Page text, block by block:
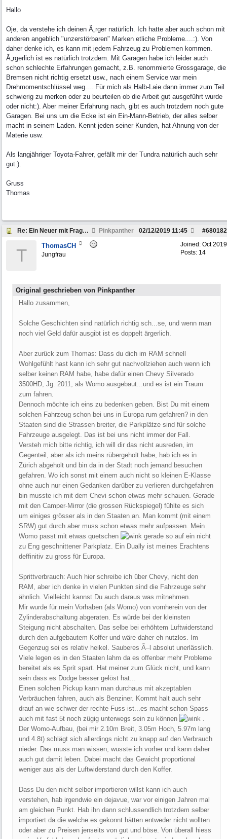
Hallo
Oje, da verstehe ich deinen Ã„rger natürlich. Ich hatte aber auch schon mit
anderen angeblich "unzerstörbaren" Marken etliche Probleme....:). Von
daher denke ich, es kann mit jedem Fahrzeug zu Problemen kommen.
Ã„rgerlich ist es natürlich trotzdem. Mit Garagen habe ich leider auch
schon schlechte Erfahrungen gemacht, z.B. renommierte Grossgarage, die
Bremsen nicht richtig ersetzt usw., nach einem Service war mein
Drehmomentschlüssel weg.... Für mich als Halb-Laie dann immer zum Teil
schwierig zu merken oder zu beurteilen ob die Arbeit gut ausgeführt wurde
oder nicht:). Aber meiner Erfahrung nach, gibt es auch trotzdem noch gute
Garagen. Bei uns um die Ecke ist ein Ein-Mann-Betrieb, der alles selber
macht in seinem Laden. Kennt jeden seiner Kunden, hat Ahnung von der
Materie usw.
Als langjähriger Toyota-Fahrer, gefällt mir der Tundra natürlich auch sehr
gut:).
Gruss
Thomas
Re: Ein Neuer mit Fragen zum Dodge Ram Pinkpanther #680182
02/12/2019 11:45
Joined: Oct 2019
Posts: 14
T ThomasCH
Jungfrau
Original geschrieben von Pinkpanther
Hallo zusammen,
Solche Geschichten sind natürlich richtig sch...se, und wenn man
noch viel Geld dafür ausgibt ist es doppelt ärgerlich.
Aber zurück zum Thomas: Dass du dich im RAM schnell
Wohlgefühlt hast kann ich sehr gut nachvollziehen auch wenn ich
selber keinen RAM habe, habe dafür einen Chevy Silverado
3500HD, Jg. 2011, als Womo ausgebaut...und es ist ein Traum
zum fahren.
Dennoch möchte ich eins zu bedenken geben. Bist Du mit einem
solchen Fahrzeug schon bei uns in Europa rum gefahren? in den
Staaten sind die Strassen breiter, die Parkplätze sind für solche
Fahrzeuge ausgelegt. Das ist bei uns nicht immer der Fall.
Versteh mich bitte richtig, ich will dir das nicht ausreden, im
Gegenteil, aber als ich meins rübergeholt habe, hab ich es in
Zürich abgeholt und bin da in der Stadt noch jemand besuchen
gefahren. Wo ich sonst mit einem auch nicht so kleinen E-Klasse
ohne auch nur einen Gedanken darüber zu verlieren durchgefahren
bin musste ich mit dem Chevi schon etwas mehr schauen. Gerade
mit den Camper-Mirror (die grossen Rückspiegel) fühlte es sich
um einiges grösser als in den Staaten an. Man kommt (mit einem
SRW) gut durch aber muss schon etwas mehr aufpassen. Mein
Womo passt mit etwas quetschen
gerade so auf ein nicht
zu Eng geschnittener Parkplatz. Ein Dually ist meines Erachtens
deffinitiv zu gross für Europa.
Sprittverbrauch: Auch hier schreibe ich über Chevy, nicht den
RAM, aber ich denke in vielen Punkten sind die Fahrzeuge sehr
ähnlich. Vielleicht kannst Du auch daraus was mitnehmen.
Mir wurde für mein Vorhaben (als Womo) von vornherein von der
Zylinderabschaltung abgeraten. Es würde bei der kleinsten
Steigung nicht abschalten. Das selbe bei erhöhtem Luftwiderstand
durch den aufgebautem Koffer und wäre daher eh nutzlos. Im
Gegenzug sei es relativ heikel. Sauberes Ã–l absolut unerlässlich.
Viele legen es in den Staaten lahm da es offenbar mehr Probleme
bereitet als es Sprit spart. Hat meiner zum Glück nicht, und kann
sein dass es Dodge besser gelöst hat...
Einen solchen Pickup kann man durchaus mit akzeptablen
Verbräuchen fahren, auch als Benziner. Kommt halt auch sehr
drauf an wie schwer der rechte Fuss ist...es macht schon Spass
auch mit fast 5t noch zügig unterwegs sein zu können
.
Der Womo-Aufbau, (bei mir 2.10m Breit, 3.05m Hoch, 5.97m lang
und 4.8t) schlägt sich allerdings nicht zu knapp auf den Verbrauch
nieder. Das muss man wissen, wusste ich vorher und kann daher
auch gut damit leben. Dabei macht das Gewicht proportional
weniger aus als der Luftwiderstand durch den Koffer.
Dass Du den nicht selber importieren willst kann ich auch
verstehen, hab irgendwie ein dejavue, war vor einigen Jahren mal
am gleichen Punkt. Hab ihn dann schlussendlich trotzdem selber
importiert da die welche es gekonnt hätten entweder nicht wollten
oder aber zu Preisen jenseits von gut und böse. Von überall hiess